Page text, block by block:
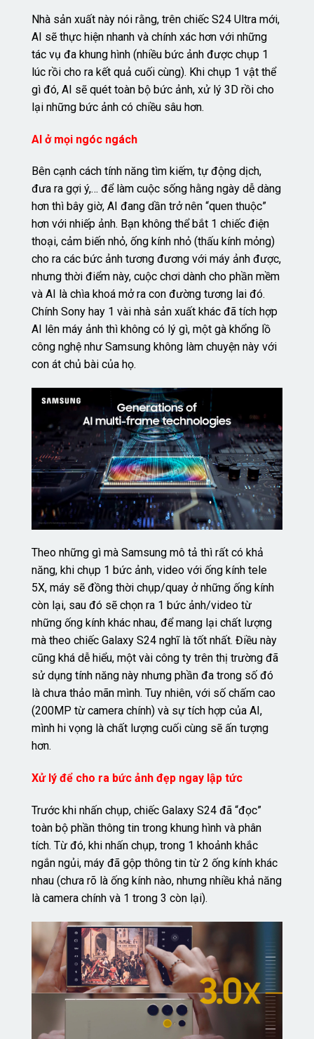
Nhà sản xuất này nói rằng, trên chiếc S24 Ultra mới,
AI sẽ thực hiện nhanh và chính xác hơn với những
tác vụ đa khung hình (nhiều bức ảnh được chụp 1
lúc rồi cho ra kết quả cuối cùng). Khi chụp 1 vật thể
gì đó, AI sẽ quét toàn bộ bức ảnh, xử lý 3D rồi cho
lại những bức ảnh có chiều sâu hơn.
AI ở mọi ngóc ngách
Bên cạnh cách tính năng tìm kiếm, tự động dịch,
đưa ra gợi ý,… để làm cuộc sống hằng ngày dễ dàng
hơn thì bây giờ, AI đang dần trở nên “quen thuộc”
hơn với nhiếp ảnh. Bạn không thể bắt 1 chiếc điện
thoại, cảm biến nhỏ, ống kính nhỏ (thấu kính mỏng)
cho ra các bức ảnh tương đương với máy ảnh được,
nhưng thời điểm này, cuộc chơi dành cho phần mềm
và AI là chìa khoá mở ra con đường tương lai đó.
Chính Sony hay 1 vài nhà sản xuất khác đã tích hợp
AI lên máy ảnh thì không có lý gì, một gà khổng lồ
công nghệ như Samsung không làm chuyện này với
con át chủ bài của họ.
Theo những gì mà Samsung mô tả thì rất có khả
năng, khi chụp 1 bức ảnh, video với ống kính tele
5X, máy sẽ đồng thời chụp/quay ở những ống kính
còn lại, sau đó sẽ chọn ra 1 bức ảnh/video từ
những ống kính khác nhau, để mang lại chất lượng
mà theo chiếc Galaxy S24 nghĩ là tốt nhất. Điều này
cũng khá dễ hiểu, một vài công ty trên thị trường đã
sử dụng tính năng này nhưng phần đa trong số đó
là chưa thảo mãn mình. Tuy nhiên, với số chấm cao
(200MP từ camera chính) và sự tích hợp của AI,
mình hi vọng là chất lượng cuối cùng sẽ ấn tượng
hơn.
Xử lý để cho ra bức ảnh đẹp ngay lập tức
Trước khi nhấn chụp, chiếc Galaxy S24 đã “đọc”
toàn bộ phần thông tin trong khung hình và phân
tích. Từ đó, khi nhấn chụp, trong 1 khoảnh khắc
ngắn ngủi, máy đã gộp thông tin từ 2 ống kính khác
nhau (chưa rõ là ống kính nào, nhưng nhiều khả năng
là camera chính và 1 trong 3 còn lại).